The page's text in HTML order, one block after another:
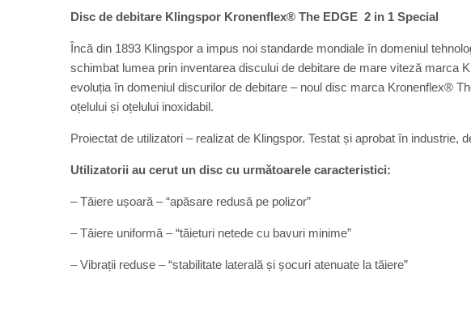
Disc de debitare Klingspor Kronenflex® The EDGE 2 in 1 Special
Încă din 1893 Klingspor a impus noi standarde mondiale în domeniul
schimbat lumea prin inventarea discului de debitare de mare viteză marca
evoluția în domeniul discurilor de debitare – noul disc marca Kronenflex®
oțelului și oțelului inoxidabil.
Proiectat de utilizatori – realizat de Klingspor. Testat și aprobat în industrie,
Utilizatorii au cerut un disc cu următoarele caracteristici:
– Tăiere ușoară – “apăsare redusă pe polizor”
– Tăiere uniformă – “tăieturi netede cu bavuri minime”
– Vibrații reduse – “stabilitate laterală și șocuri atenuate la tăiere”